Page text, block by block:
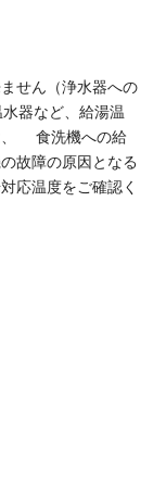
せん（浄水器への
器など、給湯温
食洗機への給
故障の原因となる
応温度をご確認く